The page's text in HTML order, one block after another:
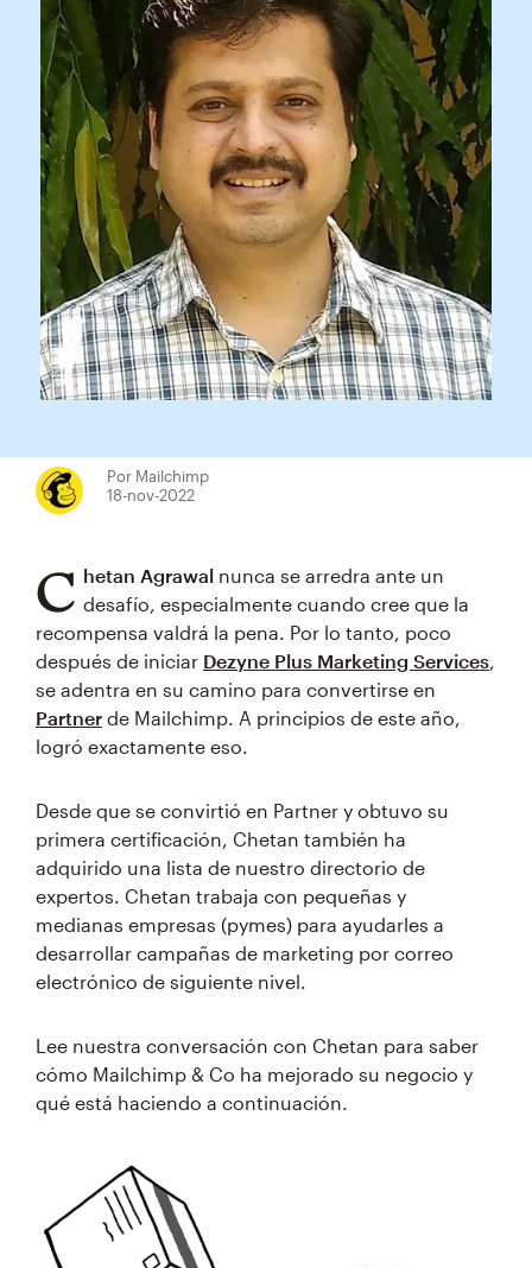
Por Mailchimp
18-nov-2022
C hetan Agrawalnunca se arredra ante un
desafío, especialmente cuando cree que la
recompensa valdrá la pena. Por lo tanto, poco
después de iniciar Dezyne Plus Marketing Services
se adentra en su camino para convertirse en
Partner de Mailchimp. A principios de este año,
logró exactamente eso.
Desde que se convirtió en Partner y obtuvo su
primera certificación, Chetan también ha
adquirido una lista de nuestro directorio de
expertos. Chetan trabaja con pequeñas y
medianas empresas (pymes) para ayudarles a
desarrollar campañas de marketing por correo
electrónico de siguiente nivel.
Lee nuestra conversación con Chetan para saber
cómo Mailchimp & Co ha mejorado su negocio y
qué está haciendo a continuación.